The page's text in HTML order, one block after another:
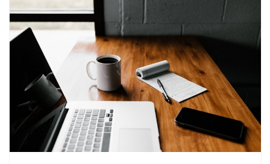
Смотреть проект